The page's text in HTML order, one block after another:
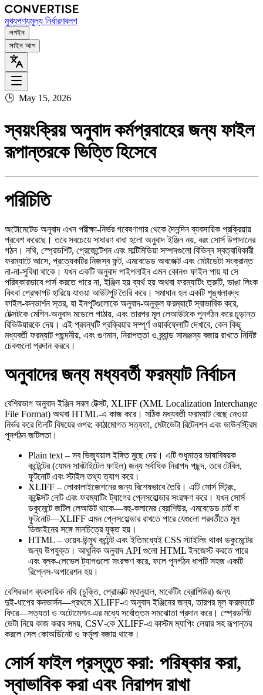
মুখ্যপণ্যমূল্য নির্ধারণব্লগ
লগইন
সাইন আপ
🕒 May 15, 2026
স্বয়ংক্রিয় অনুবাদ কর্মপ্রবাহের জন্য ফাইল
রূপান্তরকে ভিত্তি হিসেবে
পরিচিতি
অটোমেটেড অনুবাদ এখন পরীক্ষা‑নির্ভর গবেষণাগার থেকে দৈনন্দিন ব্যবসায়িক প্রক্রিয়ায়
প্রবেশ করেছে। তবে সবচেয়ে সাধারণ বাধা হলো অনুবাদ ইঞ্জিন নয়, বরং সোর্স উপাদানের
গঠন। নথি, স্প্রেডশিট, প্রেজেন্টেশন এবং মাল্টিমিডিয়া সম্পদগুলো বিভিন্ন স্বত্বাধিকারী
ফরম্যাটে আসে, প্রত্যেকটির নিজস্ব ফন্ট, এমবেডেড অবজেক্ট এবং মেটাডেটা সংক্রান্ত
না-না‑সুবিধা থাকে। যখন একটি অনুবাদ পাইপলাইন এমন কোনও ফাইল পায় যা সে
পরিষ্কারভাবে পার্স করতে পারে না, ইঞ্জিন হয় ব্যর্থ হয় অথবা ফরম্যাটিং ত্রুটি, ভাঙা লিংক
কিংবা প্রেক্ষাপট হারিয়ে যাওয়া আউটপুট তৈরি করে। সমাধান হল একটি শৃঙ্খলাবদ্ধ
ফাইল‑কনভার্শন স্তর, যা ইনপুটগুলোকে অনুবাদ‑অনুকূল ফরম্যাটে স্বাভাবিক করে,
টেক্সটকে মেশিন‑অনুবাদ মডেলে পাঠায়, এবং তারপর মূল লেআউটকে পুনর্গঠন করে চূড়ান্ত
রিভিউয়ারকে দেয়। এই প্রবন্ধটি প্রক্রিয়ার সম্পূর্ণ ওয়ার্কফ্লোটি দেখাবে, কেন কিছু
মধ্যবর্তী ফরম্যাট পছন্দনীয়, এবং গুণমান, নিরাপত্তা ও ব্র্যান্ড সামঞ্জস্য বজায় রাখতে নির্দিষ্ট
চেকগুলো প্রদান করবে।
অনুবাদের জন্য মধ্যবর্তী ফরম্যাট নির্বাচন
বেশিরভাগ অনুবাদ ইঞ্জিন সরল টেক্সট, XLIFF (XML Localization Interchange
File Format) অথবা HTML-এ কাজ করে। সঠিক মধ্যবর্তী ফরম্যাট বেছে নেওয়া
নির্ভর করে তিনটি বিষয়ের ওপর: কাঠামোগত সত্যতা, মেটাডেটা রিটেনশন এবং ডাউনস্ট্রিম
পুনর্গঠন জটিলতা।
Plain text – সব ভিজ্যুয়াল ইঙ্গিত মুছে দেয়। এটি শুধুমাত্র ভাষাবিষয়ক
কন্টেন্টের (যেমন সাবটাইটেল ফাইল) জন্য সর্বাধিক নিরাপদ পছন্দ, তবে টেবিল,
ফুটনোট এবং স্টাইল তথ্য ত্যাগ করে।
XLIFF – লোকালাইজেশনের জন্য বিশেষভাবে তৈরি। এটি সোর্স স্ট্রিং,
কন্টেক্সট নোট এবং ফরম্যাটিং ট্যাগের প্লেসহোল্ডার সংরক্ষণ করে। যখন সোর্স
ডকুমেন্টে জটিল লেআউট থাকে—বহু‑কলামের ব্রোশিউর, এমবেডেড চার্ট বা
ফুটনোট—XLIFF এমন প্লেসহোল্ডার রাখতে পারে যেগুলো পরবর্তীতে মূল
ডিজাইনের সঙ্গে মানচিত্রে যুক্ত হয়।
HTML – ওয়েব‑উন্মুখ কন্টেন্ট এবং ইতিমধ্যেই CSS স্টাইলিং থাকা ডকুমেন্টের
জন্য উপযুক্ত। আধুনিক অনুবাদ API গুলো HTML ইনজেস্ট করতে পারে
এবং ব্লক‑লেভেল ট্যাগগুলো সংরক্ষণ করে, ফলে পুনর্গঠন ধাপটি সহজ একটি
রিপ্লেস‑অপারেশন হয়।
বেশিরভাগ ব্যবসায়িক নথি (চুক্তি, প্রোডাক্ট ম্যানুয়াল, মার্কেটিং ব্রোশিউর) জন্য
দুই‑ধাপের কনভার্সন—প্রথমে XLIFF‑এ অনুবাদ ইঞ্জিনের জন্য, তারপর মূল ফরম্যাটে
ফিরে—সত্যতা ও অটোমেশন-এর মধ্যে সর্বোত্তম সমঝোতা প্রদান করে। স্প্রেডশিট
ডেটা নিয়ে কাজ করার সময়, CSV‑কে XLIFF‑এ কাস্টম ম্যাপিং লেয়ার সহ রূপান্তর
করলে সেল কোঅর্ডিনেট ও ফর্মুলা বজায় থাকে।
সোর্স ফাইল প্রস্তুত করা: পরিষ্কার করা,
স্বাভাবিক করা এবং নিরাপদ রাখা